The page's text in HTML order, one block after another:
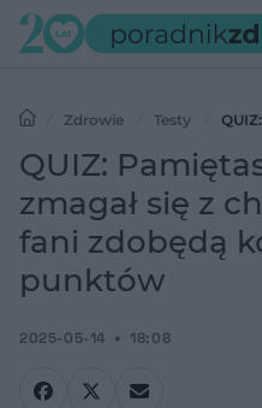
Zdrowie Testy
z chorobą? Tylko fani zdobędą
QUIZ:
zmagał się z
fani zdobędą
punktów
2025-05-14 18:08